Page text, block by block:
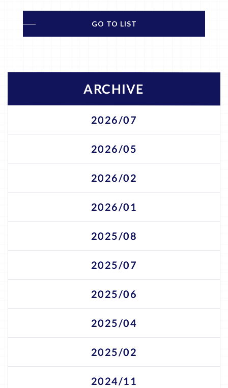
GO TO LIST
ARCHIVE
2026/07
2026/05
2026/02
2026/01
2025/08
2025/07
2025/06
2025/04
2025/02
2024/11